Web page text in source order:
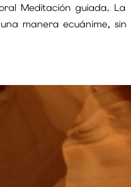
Meditación guiada. La
manera ecuánime, sin